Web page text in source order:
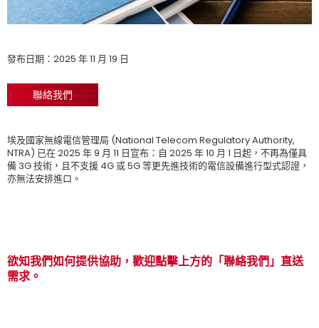
發布日期：2025 年 11 月 19 日
聯絡我們
埃及國家無線電信管理局 (National Telecom Regulatory Authority,
NTRA) 已在 2025 年 9 月 11 日宣布：自 2025 年 10 月 1 日起，不再為僅具
備 3G 技術，且不支援 4G 或 5G 等更先進技術的電信設備進行型式認證，
亦無法安排進口。
欲知我們如何提供協助，歡迎點擊上方的「聯絡我們」直送
需求。